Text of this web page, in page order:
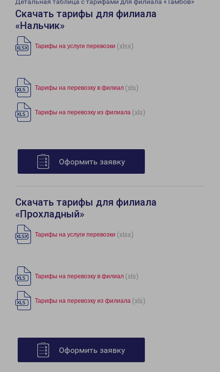
Детальная таблица с тарифами для филиала «Тамбов»
Скачать тарифы для филиала
«Нальчик»
Тарифы на услуги перевозки (xlsx)
Тарифы на перевозку в филиал (xls)
Тарифы на перевозку из филиала (xls)
Оформить заявку
Скачать тарифы для филиала
«Прохладный»
Тарифы на услуги перевозки (xlsx)
Тарифы на перевозку в филиал (xls)
Тарифы на перевозку из филиала (xls)
Оформить заявку